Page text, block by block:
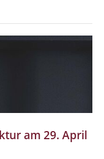
am 29. April